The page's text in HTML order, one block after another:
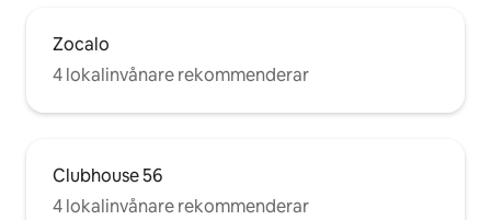
Zocalo
4 lokalinvånare rekommenderar
Clubhouse 56
4 lokalinvånare rekommenderar